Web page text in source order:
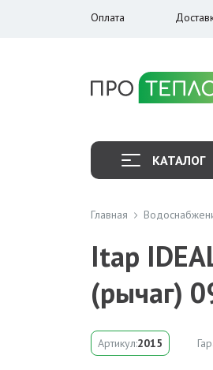
Оплата
КАТАЛОГ
Главная
Itap
(рычаг)
Артикул:2015